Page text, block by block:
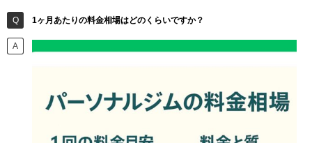
1ヶ月あたりの料金相場はどのくらいですか？